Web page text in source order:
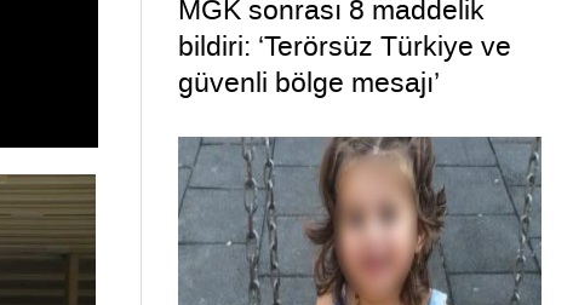
MGK sonrası 8 maddelik
bildiri: ‘Terörsüz Türkiye ve
güvenli bölge mesajı’